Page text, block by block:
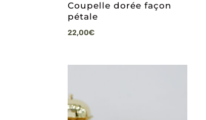
Coupelle dorée façon
pétale
22,00€